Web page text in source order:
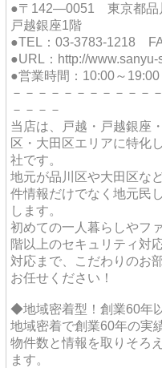
●〒142―0051 東京都品
戸越銀座1階
●TEL：03-3783-1218
●URL：http://www.sanyu-
●営業時間：10:00～
－－－－－－－－－－－
－－－－
当店は、戸越・戸越銀座
区・大田区エリアに特化
社です。
地元が品川区や大田区な
件情報だけでなく地元民
します。
初めての一人暮らしやフ
階以上のセキュリティ対
対応まで、こだわりのお
お任せください！
◆地域密着型！創業60年
地域密着で創業60年の実
物件数と情報を取りそろ
ます。